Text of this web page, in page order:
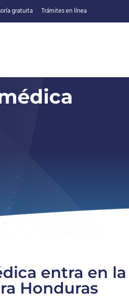
gratuita Trámites en línea
entra en
Honduras